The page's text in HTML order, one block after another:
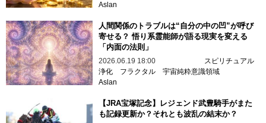
Aslan
人間関係のトラブルは“自分の中の凹”が呼び
寄せる？ 悟り系霊能師が語る現実を変える
「内面の法則」
2026.06.19 18:00
スピリチュアル
浄化
フラクタル 宇宙純粋意識領域
Aslan
【JRA宝塚記念】レジェンド武豊騎手がまた
も記録更新か？それとも波乱の結末か？